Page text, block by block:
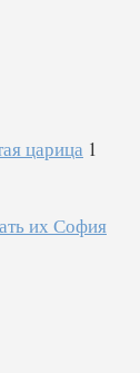
царица 1
их София